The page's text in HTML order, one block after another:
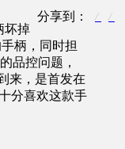
分享到：
坏掉
柄，同时担
品控问题，
来，是首发在
分喜欢这款手